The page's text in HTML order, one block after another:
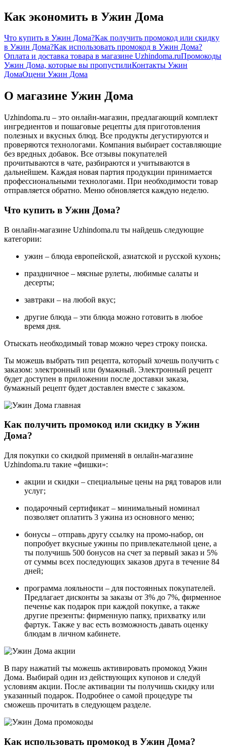
Как экономить в Ужин Дома
Что купить в Ужин Дома?Как получить промокод или скидку
в Ужин Дома?Как использовать промокод в Ужин Дома?
Оплата и доставка товара в магазине Uzhindoma.ruПромокоды
Ужин Дома, которые вы пропустилиКонтакты Ужин
ДомаОцени Ужин Дома
О магазине Ужин Дома
Uzhindoma.ru – это онлайн-магазин, предлагающий комплект
ингредиентов и пошаговые рецепты для приготовления
полезных и вкусных блюд. Все продукты дегустируются и
проверяются технологами. Компания выбирает составляющие
без вредных добавок. Все отзывы покупателей
прочитываются в чате, разбираются и учитываются в
дальнейшем. Каждая новая партия продукции принимается
профессиональными технологами. При необходимости товар
отправляется обратно. Меню обновляется каждую неделю.
Что купить в Ужин Дома?
В онлайн-магазине Uzhindoma.ru ты найдешь следующие
категории:
ужин – блюда европейской, азиатской и русской кухонь;
праздничное – мясные рулеты, любимые салаты и
десерты;
завтраки – на любой вкус;
другие блюда – эти блюда можно готовить в любое
время дня.
Отыскать необходимый товар можно через строку поиска.
Ты можешь выбрать тип рецепта, который хочешь получить с
заказом: электронный или бумажный. Электронный рецепт
будет доступен в приложении после доставки заказа,
бумажный рецепт будет доставлен вместе с заказом.
Как получить промокод или скидку в Ужин
Дома?
Для покупки со скидкой применяй в онлайн-магазине
Uzhindoma.ru такие «фишки»:
акции и скидки – специальные цены на ряд товаров или
услуг;
подарочный сертификат – минимальный номинал
позволяет оплатить 3 ужина из основного меню;
бонусы – отправь другу ссылку на промо-набор, он
попробует вкусные ужины по привлекательной цене, а
ты получишь 500 бонусов на счет за первый заказ и 5%
от суммы всех последующих заказов друга в течение 84
дней;
программа лояльности – для постоянных покупателей.
Предлагает дисконты за заказы от 3% до 7%, фирменное
печенье как подарок при каждой покупке, а также
другие презенты: фирменную папку, прихватку или
фартук. Также у вас есть возможность давать оценку
блюдам в личном кабинете.
В пару нажатий ты можешь активировать промокод Ужин
Дома. Выбирай один из действующих купонов и следуй
условиям акции. После активации ты получишь скидку или
указанный подарок. Подробнее о самой процедуре ты
сможешь прочитать в следующем разделе.
Как использовать промокод в Ужин Дома?